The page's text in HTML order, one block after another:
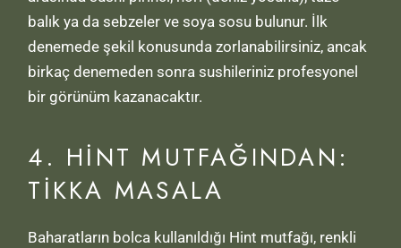
balık ya da sebzeler ve soya sosu bulunur. İlk
denemede şekil konusunda zorlanabilirsiniz, ancak
birkaç denemeden sonra sushileriniz profesyonel
bir görünüm kazanacaktır.
4. HINT MUTFAĞINDAN:
TIKKA MASALA
Baharatların bolca kullanıldığı Hint mutfağı, renkli